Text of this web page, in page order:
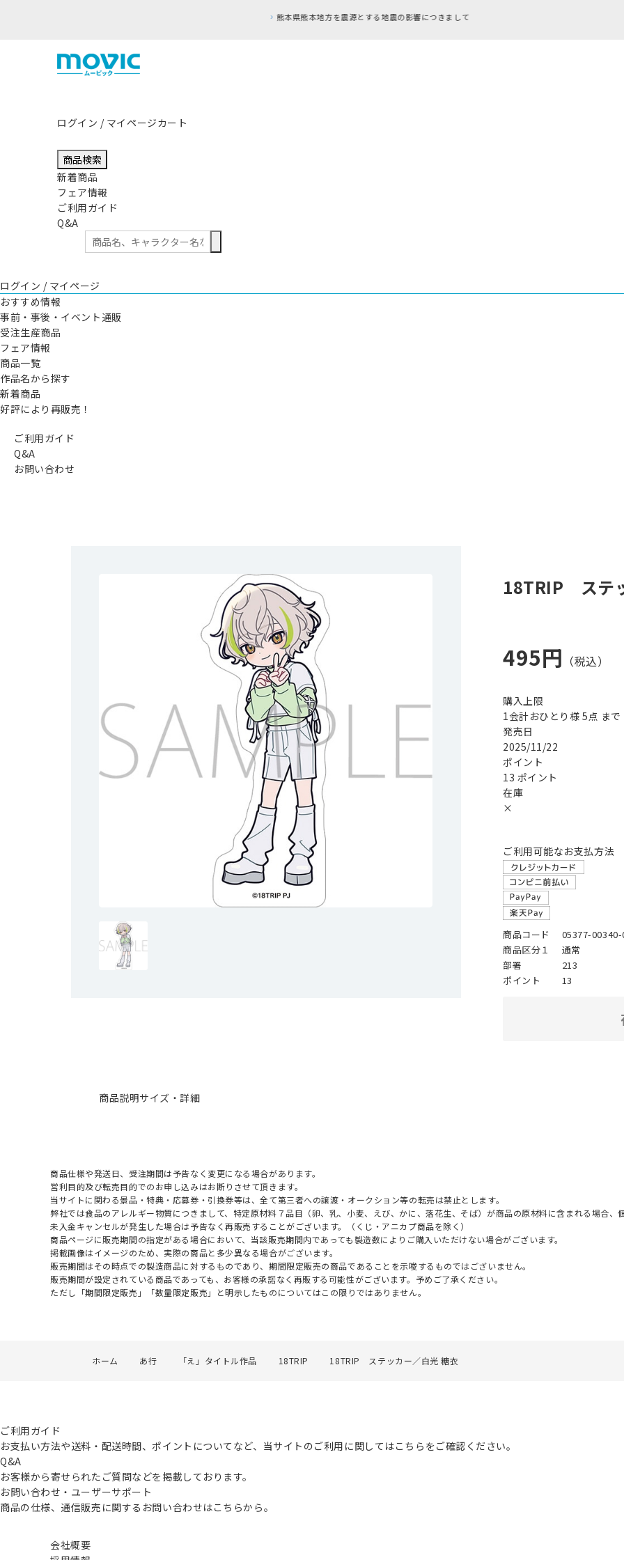
ログイン / マイページカート
商品検索
新着商品
フェア情報
ご利用ガイド
Q&A
ログイン / マイページ
おすすめ情報
事前・事後・イベント通販
受注生産商品
フェア情報
商品一覧
作品名から探す
新着商品
好評により再販売！
ご利用ガイド
Q&A
お問い合わせ
18TRIP ステ
495円
購入上限
1会計おひとり様 5点 まで
発売日
2025/11/22
ポイント
13 ポイント
在庫
×
ご利用可能なお支払方法
商品コード
05377-00340-
商品区分１
通常
部署
213
ポイント
13
商品説明サイズ・詳細
商品仕様や発送日、受注期間は予告なく変更になる場合があります。
営利目的及び転売目的でのお申し込みはお断りさせて頂きます。
当サイトに関わる景品・特典・応募券・引換券等は、全て第三者への譲渡・オークション等の転売は禁止とします。
弊社では食品のアレルギー物質につきまして、特定原材料７品目（卵、乳、小麦、えび、かに、落花生、そば）が商品の原材料に含まれる場合、
未入金キャンセルが発生した場合は予告なく再販売することがございます。（くじ・アニカプ商品を除く）
商品ページに販売期間の指定がある場合において、当該販売期間内であっても製造数によりご購入いただけない場合がございます。
掲載画像はイメージのため、実際の商品と多少異なる場合がございます。
販売期間はその時点での製造商品に対するものであり、期間限定販売の商品であることを示唆するものではございません。
販売期間が設定されている商品であっても、お客様の承諾なく再販する可能性がございます。予めご了承ください。
ただし「期間限定販売」「数量限定販売」と明示したものについてはこの限りではありません。
ホーム あ行 「え」タイトル作品 18TRIP 18TRIP ステッカー／白光 糖衣
ご利用ガイド
お支払い方法や送料・配送時間、ポイントについてなど、当サイトのご利用に関してはこちらをご確認ください。
Q&A
お客様から寄せられたご質問などを掲載しております。
お問い合わせ・ユーザーサポート
商品の仕様、通信販売に関するお問い合わせはこちらから。
会社概要